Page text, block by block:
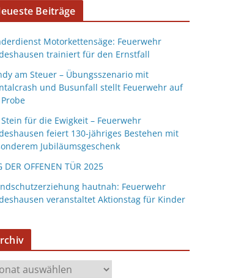
Beiträge
Motorkettensäge: Feuerwehr
trainiert für den Ernstfall
am Steuer – Übungsszenario mit
und Busunfall stellt Feuerwehr auf
Stein für die Ewigkeit – Feuerwehr
feiert 130-jähriges Bestehen mit
Jubiläumsgeschenk
DER OFFENEN TÜR 2025
hautnah: Feuerwehr
veranstaltet Aktionstag für Kinder